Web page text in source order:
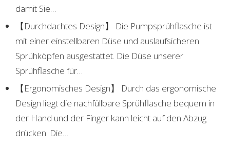
damit Sie…
【Durchdachtes Design】 Die Pumpsprühflasche ist
mit einer einstellbaren Düse und auslaufsicheren
Sprühköpfen ausgestattet. Die Düse unserer
Sprühflasche für…
【Ergonomisches Design】 Durch das ergonomische
Design liegt die nachfüllbare Sprühflasche bequem in
der Hand und der Finger kann leicht auf den Abzug
drücken. Die…